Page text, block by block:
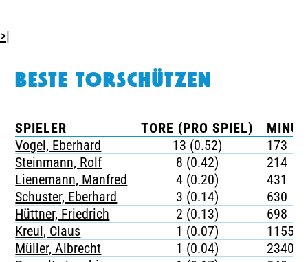
>|
BESTE TORSCHÜTZEN
SPIELER TORE (PRO SPIEL)
Vogel, Eberhard
13 (0.52)
173
Steinmann, Rolf
8 (0.42)
214
Lienemann, Manfred
4 (0.20)
431
Schuster, Eberhard
3 (0.14)
630
Hüttner, Friedrich
2 (0.13)
698
Kreul, Claus
1 (0.07)
1155
Müller, Albrecht
1 (0.04)
2340